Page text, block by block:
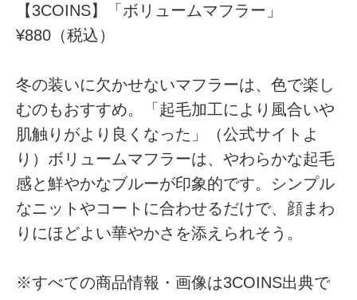
【3COINS】「ボリュームマフラー」
¥880（税込）
冬の装いに欠かせないマフラーは、色で楽し
むのもおすすめ。「起毛加工により風合いや
肌触りがより良くなった」（公式サイトよ
り）ボリュームマフラーは、やわらかな起毛
感と鮮やかなブルーが印象的です。シンプル
なニットやコートに合わせるだけで、顔まわ
りにほどよい華やかさを添えられそう。
※すべての商品情報・画像は3COINS出典で